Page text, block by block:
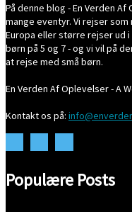
På denne blog - En Verden
mange eventyr. Vi rejser
Europa eller større rejser ud
børn på 5 og 7 - og vi vil på
at rejse med små børn.
En Verden Af Oplevelser - A
Kontakt os på:
Populære Posts